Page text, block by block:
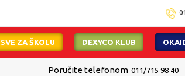
SVE ZA ŠKOLU DEXYCO KLUB
Poručite telefonom 011/715 98 40